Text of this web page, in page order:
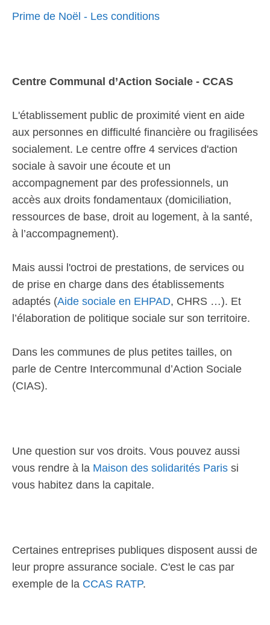
Prime de Noël - Les conditions
Centre Communal d’Action Sociale - CCAS
L'établissement public de proximité vient en aide
aux personnes en difficulté financière ou fragilisées
socialement. Le centre offre 4 services d'action
sociale à savoir une écoute et un
accompagnement par des professionnels, un
accès aux droits fondamentaux (domiciliation,
ressources de base, droit au logement, à la santé,
à l’accompagnement).
Mais aussi l'octroi de prestations, de services ou
de prise en charge dans des établissements
adaptés (Aide sociale en EHPAD, CHRS …). Et
l’élaboration de politique sociale sur son territoire.
Dans les communes de plus petites tailles, on
parle de Centre Intercommunal d’Action Sociale
(CIAS).
Une question sur vos droits. Vous pouvez aussi
vous rendre à la Maison des solidarités Paris si
vous habitez dans la capitale.
Certaines entreprises publiques disposent aussi de
leur propre assurance sociale. C'est le cas par
exemple de la CCAS RATP.